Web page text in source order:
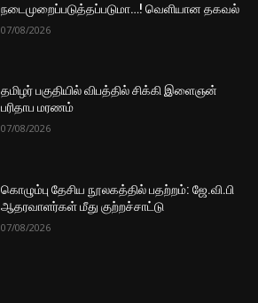
நடைமுறைப்படுத்தப்படுமா…! வெளியான தகவல்
07/08/2026
தமிழர் பகுதியில் விபத்தில் சிக்கி இளைஞன்
பரிதாப மரணம்
07/08/2026
கொழும்பு தேசிய நூலகத்தில் பதற்றம்: ஜே.வி.பி
ஆதரவாளர்கள் மீது குற்றச்சாட்டு
07/08/2026